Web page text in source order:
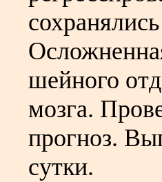
шейного
мозга.
прогноз.
сутки.